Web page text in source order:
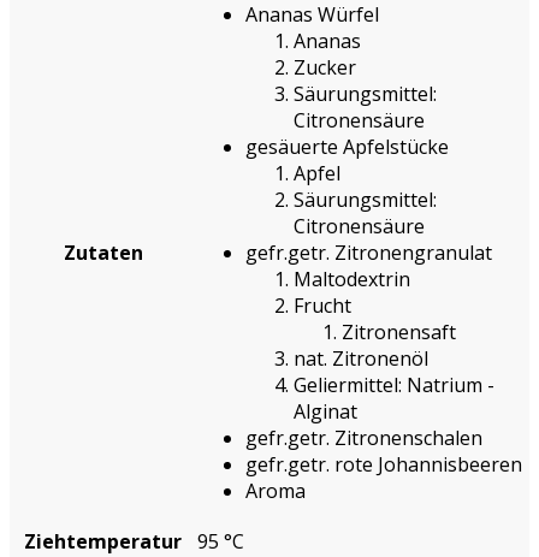
Zutaten
Ananas Würfel
Ananas
Zucker
Säurungsmittel:
Citronensäure
gesäuerte Apfelstücke
Apfel
Säurungsmittel:
Citronensäure
gefr.getr. Zitronengranulat
Maltodextrin
Frucht
Zitronensaft
nat. Zitronenöl
Geliermittel: Natrium -
Alginat
gefr.getr. Zitronenschalen
gefr.getr. rote Johannisbeeren
Aroma
Ziehtemperatur 95 °C